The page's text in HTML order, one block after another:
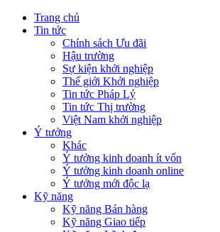
Trang chủ
Tin tức
Chính sách Ưu đãi
Hậu trường
Sự kiện khởi nghiệp
Thế giới Khởi nghiệp
Tin tức Pháp Lý
Tin tức Thị trường
Việt Nam khởi nghiệp
Ý tưởng
Khác
Ý tưởng kinh doanh ít vốn
Ý tưởng kinh doanh online
Ý tưởng mới độc lạ
Kỹ năng
Kỹ năng Bán hàng
Kỹ năng Giao tiếp